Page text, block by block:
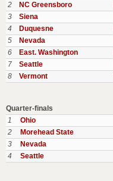
2
NC Greensboro
3
Siena
4
Duquesne
5
Nevada
6
East. Washington
7
Seattle
8
Vermont
Quarter-finals
1
Ohio
2
Morehead State
3
Nevada
4
Seattle